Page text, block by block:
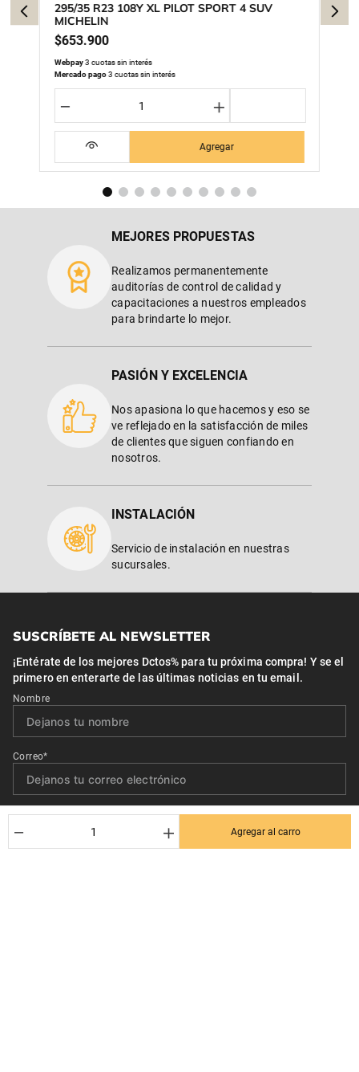
＋
－ Agregar al carro
295/35 R23 108Y XL PILOT SPORT 4 SUV
MICHELIN
$653.900
Webpay3 cuotas sin interés
Mercado pago3 cuotas sin interés
＋
－
Agregar
MEJORES PROPUESTAS
Realizamos permanentemente
auditorías de control de calidad y
capacitaciones a nuestros empleados
para brindarte lo mejor.
PASIÓN Y EXCELENCIA
Nos apasiona lo que hacemos y eso se
ve reflejado en la satisfacción de miles
de clientes que siguen confiando en
nosotros.
INSTALACIÓN
Servicio de instalación en nuestras
sucursales.
SUSCRÍBETE AL NEWSLETTER
¡Entérate de los mejores Dctos% para tu próxima compra! Y se el
primero en enterarte de las últimas noticias en tu email.
Nombre
Correo*
Quiero recibir el newsletter con promociones.